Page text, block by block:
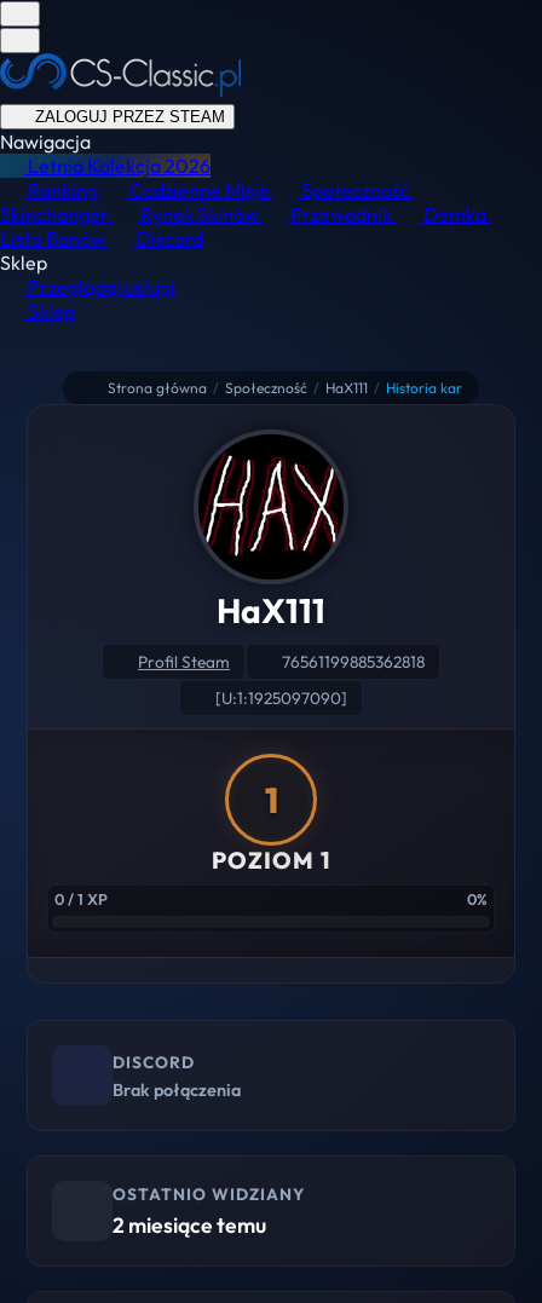
ZALOGUJ PRZEZ STEAM
Nawigacja
Letnia Kolekcja2026
Ranking
Codzienne Misje
Społeczność
Skinchanger
Rynek Skinów Przewodnik
Demka
Lista Banów
Discord
Sklep
Przeglądaj usługi
Sklep
Strona główna / Społeczność / HaX111 / Historia kar
HaX111
Profil Steam
76561199885362818
[U:1:1925097090]
1
POZIOM 1
0 / 1 XP 0%
DISCORD
Brak połączenia
OSTATNIO WIDZIANY
2 miesiące temu